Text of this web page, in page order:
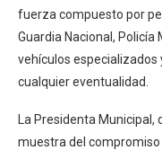
fuerza compuesto por
Guardia Nacional,
vehículos
cualquier eventualidad.
La Presidenta
muestra del compromiso